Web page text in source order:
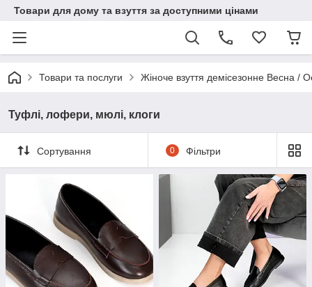
Товари для дому та взуття за доступними цінами
Товари та послуги Жіноче взуття демісезонне Весна /
Туфлі, лофери, мюлі, клоги
Сортування 0 Фільтри